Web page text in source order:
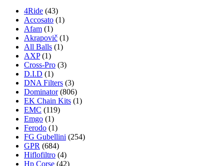
4Ride (43)
Accosato (1)
Afam (1)
Akrapovič (1)
All Balls (1)
AXP (1)
Cross-Pro (3)
D.I.D (1)
DNA Filters (3)
Dominator (806)
EK Chain Kits (1)
EMC (119)
Emgo (1)
Ferodo (1)
FG Gubellini (254)
GPR (684)
Hiflofiltro (4)
Hp Corse (42)